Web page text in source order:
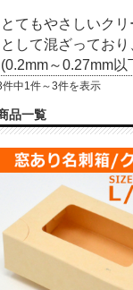
とてもやさしいク
として混ざってお
(0.2mm～0.27mm
件中1件～3件を表示
品一覧